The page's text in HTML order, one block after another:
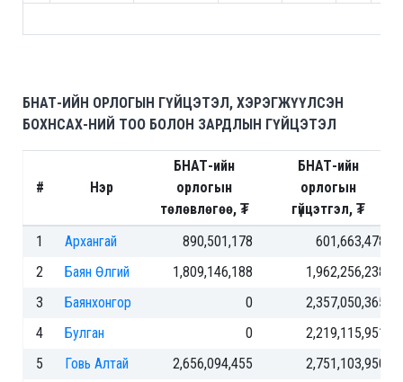
БНАТ-ИЙН ОРЛОГЫН ГҮЙЦЭТЭЛ, ХЭРЭГЖҮҮЛСЭН
БОХНСАХ-НИЙ ТОО БОЛОН ЗАРДЛЫН ГҮЙЦЭТЭЛ
# Нэр
БНАТ-ийн
орлогын
төлөвлөгөө, ₮
БНАТ-ийн
орлогын
гүйцэтгэл, ₮
1
Архангай 890,501,178
601,663,478
2
Баян Өлгий 1,809,146,188
1,962,256,238
3
Баянхонгор 0
2,357,050,365
4
Булган 0
2,219,115,951
5
Говь Алтай 2,656,094,455
2,751,103,950